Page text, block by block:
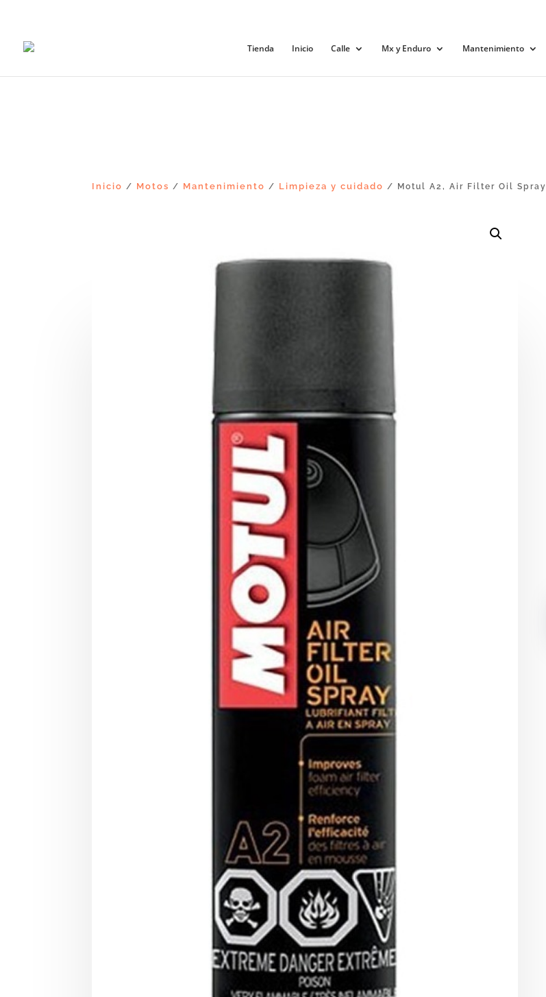
Tienda Inicio Calle Mx y Enduro Mantenimiento
Inicio / Motos / Mantenimiento / Limpieza y cuidado / Motul A2, Air Filter Oil Spray